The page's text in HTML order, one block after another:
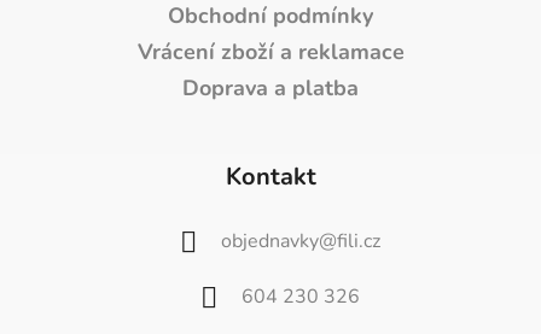
Obchodní podmínky
Vrácení zboží a reklamace
Doprava a platba
Kontakt
objednavky@fili.cz
604 230 326